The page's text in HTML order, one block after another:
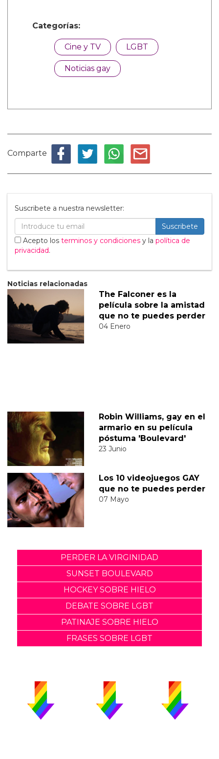
Categorías:
Cine y TV LGBT
Noticias gay
Comparte
Suscribete a nuestra newsletter:
Suscribete
Acepto los terminos y condiciones y la política de
privacidad.
Noticias relacionadas
The Falconer es la
película sobre la amistad
que no te puedes perder
04 Enero
Robin Williams, gay en el
armario en su película
póstuma 'Boulevard'
23 Junio
Los 10 videojuegos GAY
que no te puedes perder
07 Mayo
PERDER LA VIRGINIDAD
SUNSET BOULEVARD
HOCKEY SOBRE HIELO
DEBATE SOBRE LGBT
PATINAJE SOBRE HIELO
FRASES SOBRE LGBT